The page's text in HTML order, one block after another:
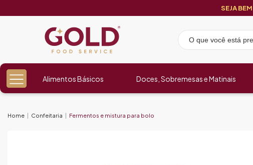
SEJA
Alimentos Básicos Doces, Sobremesas e Matinais
Home Confeitaria Fermentos e mistura para bolo